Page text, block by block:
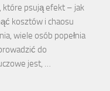
które psują efekt – jak
kosztów i chaosu
wiele osób popełnia
do
jest, …